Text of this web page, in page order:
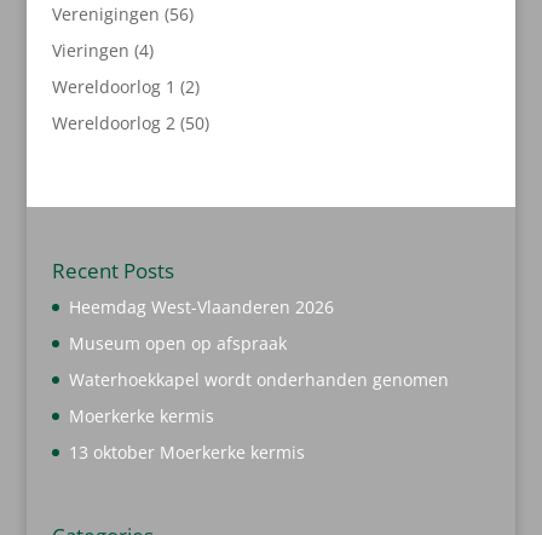
Verenigingen 5656
Vieringen 44
producten
Wereldoorlog 1 22
producten
Wereldoorlog 2 5050
Recent Posts
Heemdag West-Vlaanderen 2026
Museum open op afspraak
Waterhoekkapel wordt onderhanden genomen
Moerkerke kermis
13 oktober Moerkerke kermis